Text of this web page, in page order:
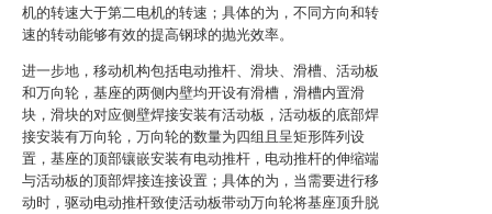
机的转速大于第二电机的转速；具体的为，不同方向和转
速的转动能够有效的提高钢球的抛光效率。
进一步地，移动机构包括电动推杆、滑块、滑槽、活动板
和万向轮，基座的两侧内壁均开设有滑槽，滑槽内置滑
块，滑块的对应侧壁焊接安装有活动板，活动板的底部焊
接安装有万向轮，万向轮的数量为四组且呈矩形阵列设
置，基座的顶部镶嵌安装有电动推杆，电动推杆的伸缩端
与活动板的顶部焊接连接设置；具体的为，当需要进行移
动时，驱动电动推杆致使活动板带动万向轮将基座顶升脱